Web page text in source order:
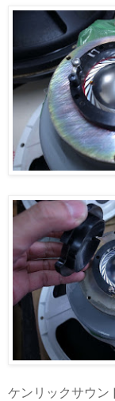
ケンリックサウン